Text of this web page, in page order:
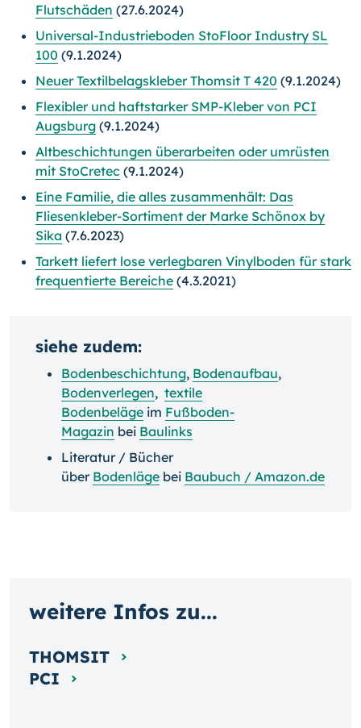
Flutschäden (27.6.2024)
Universal-Industrieboden StoFloor Industry SL
100 (9.1.2024)
Neuer Textilbelagskleber Thomsit T 420 (9.1.2024)
Flexibler und haftstarker SMP-Kleber von PCI
Augsburg (9.1.2024)
Altbeschichtungen überarbeiten oder umrüsten
mit StoCretec (9.1.2024)
Eine Familie, die alles zusammenhält: Das
Fliesenkleber-Sortiment der Marke Schönox by
Sika (7.6.2023)
Tarkett liefert lose verlegbaren Vinylboden für stark
frequentierte Bereiche (4.3.2021)
siehe zudem:
Bodenbeschichtung, Bodenaufbau,
Bodenverlegen, textile
Bodenbeläge im Fußboden-
Magazin bei Baulinks
Literatur / Bücher
über Bodenläge bei Baubuch / Amazon.de
weitere Infos zu...
THOMSIT
PCI